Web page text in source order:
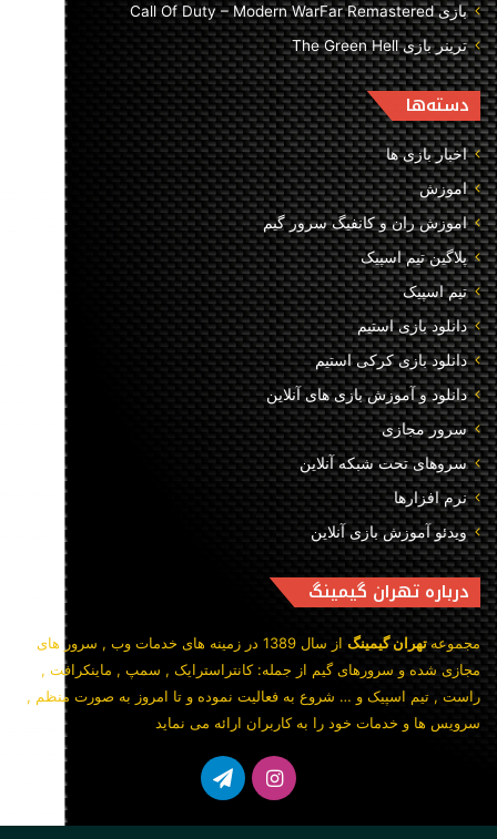
بازی Call Of Duty – Modern WarFar Remastered
ترینر بازی The Green Hell
دسته‌ها
اخبار بازی ها
اموزش
اموزش ران و کانفیگ سرور گیم
پلاگین تیم اسپیک
تیم اسپیک
دانلود بازی استیم
دانلود بازی کرکی استیم
دانلود و آموزش بازی های آنلاین
سرور مجازی
سروهای تحت شبکه آنلاین
نرم افزارها
ویدئو آموزش بازی آنلاین
درباره تهران گیمینگ
‫مجموعهتهران گیمینگ
از سال 1389 در زمینه های خدمات وب , سرور های
مجازی شده و سرورهای گیم از جمله: کانتراسترایک , سمپ , ماینکرافت ,
راست , تیم اسپیک و … شروع به فعالیت نموده و تا امروز به صورت منظم ,
سرویس ها و خدمات خود را به کاربران ارائه می نماید‬
اینستاگرامتلگرام